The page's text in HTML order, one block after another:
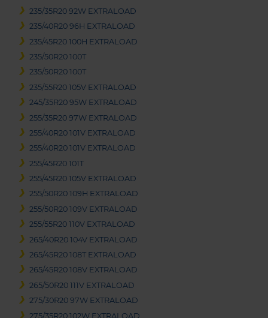
235/35R20 92W EXTRALOAD
235/40R20 96H EXTRALOAD
235/45R20 100H EXTRALOAD
235/50R20 100T
235/50R20 100T
235/55R20 105V EXTRALOAD
245/35R20 95W EXTRALOAD
255/35R20 97W EXTRALOAD
255/40R20 101V EXTRALOAD
255/40R20 101V EXTRALOAD
255/45R20 101T
255/45R20 105V EXTRALOAD
255/50R20 109H EXTRALOAD
255/50R20 109V EXTRALOAD
255/55R20 110V EXTRALOAD
265/40R20 104V EXTRALOAD
265/45R20 108T EXTRALOAD
265/45R20 108V EXTRALOAD
265/50R20 111V EXTRALOAD
275/30R20 97W EXTRALOAD
275/35R20 102W EXTRALOAD